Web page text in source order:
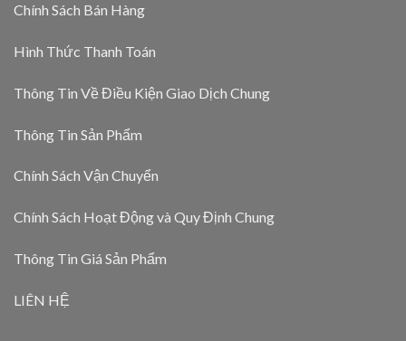
Chính Sách Bán Hàng
Hình Thức Thanh Toán
Thông Tin Về Điều Kiện Giao Dịch Chung
Thông Tin Sản Phẩm
Chính Sách Vận Chuyển
Chính Sách Hoạt Động và Quy Định Chung
Thông Tin Giá Sản Phẩm
LIÊN HỆ